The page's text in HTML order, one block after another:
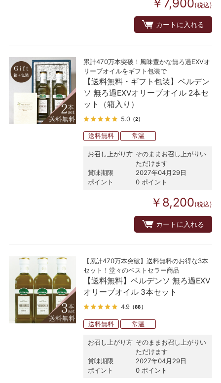
￥7,900(税込)
カートに入れる
累計470万本突破！風味豊かな無ろ過EXVオ
リーブオイルをギフト包装で
【送料無料・ギフト包装】ベルデン
ソ 無ろ過EXVオリーブオイル 2本セ
ット（箱入り）
5.0 （2）
送料無料 常温
お召し上がり方 そのままお召し上がりい
ただけます
賞味期限
2027年04月29日
ポイント
0 ポイント
￥8,200(税込)
カートに入れる
【累計470万本突破】送料無料のお得な3本
セット！堂々のベストセラー商品
【送料無料】ベルデンソ 無ろ過EXV
オリーブオイル 3本セット
4.9 （88）
送料無料 常温
お召し上がり方 そのままお召し上がりい
ただけます
賞味期限
2027年04月29日
ポイント
0 ポイント